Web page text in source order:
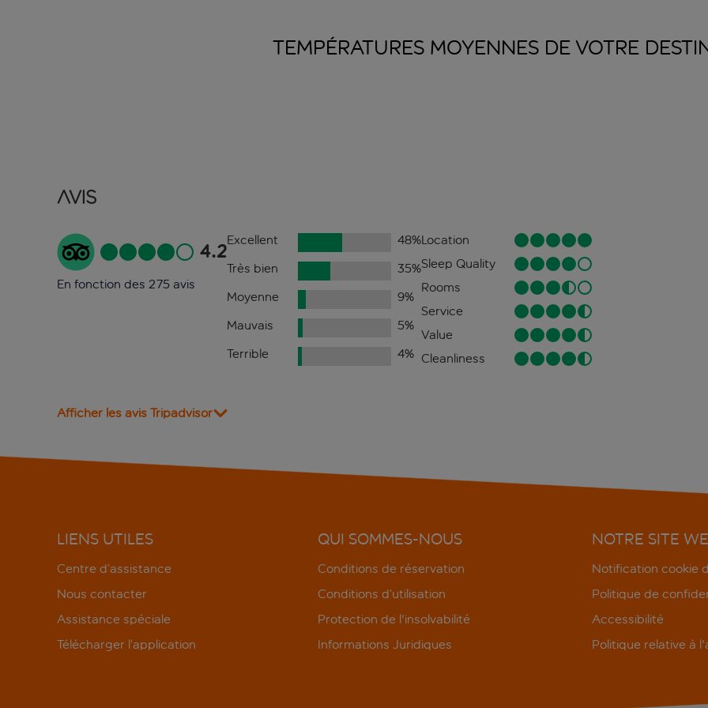
TEMPÉRATURES MOYENNES DE VOTRE
Avis
4.2
En fonction des 275 avis
Excellent 48%
Très bien
35%
Moyenne
9%
Mauvais
5%
Terrible
4%
Location
Sleep Quality
Rooms
Service
Value
Cleanliness
Afficher les avis Tripadvisor
LIENS UTILES
Centre d’assistance
Nous contacter
Assistance spéciale
Télécharger l’application
QUI SOMMES-NOUS
Conditions de réservation
Conditions d’utilisation
Protection de l'insolvabilité
Informations Juridiques
NOTRE SITE
Notification cookie
Politique de
Accessibilité
Politique relative à